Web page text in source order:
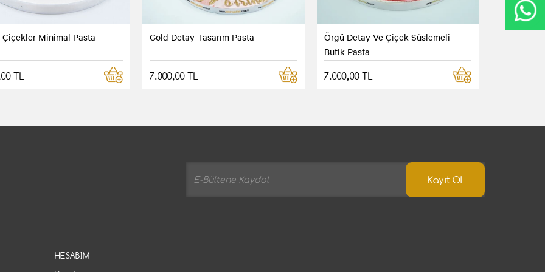
Çiçekler Minimal Pasta
TL
Gold Detay Tasarım Pasta
7.000,00 TL
Örgü Detay Ve Çiçek Süslemeli
Butik Pasta
7.000,00 TL
Kayıt Ol
HESABIM